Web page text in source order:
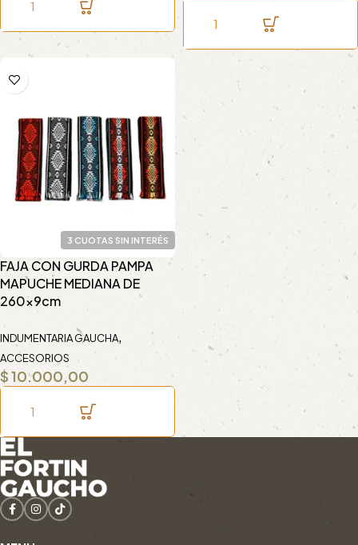
3 CUOTAS SIN INTERÉS
FAJA CON GURDA PAMPA
MAPUCHE MEDIANA DE
260x9cm
INDUMENTARIA GAUCHA,
ACCESORIOS
$10.000,00